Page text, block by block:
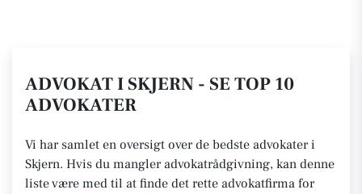
ADVOKAT I SKJERN - SE TOP 10
ADVOKATER
Vi har samlet en oversigt over de bedste advokater i
Skjern. Hvis du mangler advokatrådgivning, kan denne
liste være med til at finde det rette advokatfirma for